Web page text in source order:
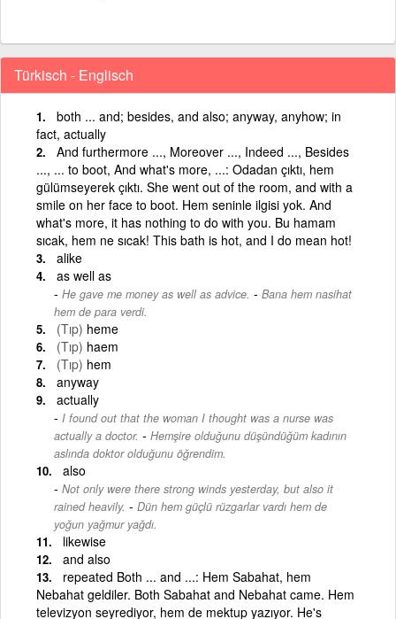
Türkisch - Englisch
both ... and; besides, and also; anyway, anyhow; in
fact, actually
And furthermore ..., Moreover ..., Indeed ..., Besides
..., ... to boot, And what's more, ...: Odadan çıktı, hem
gülümseyerek çıktı. She went out of the room, and with a
smile on her face to boot. Hem seninle ilgisi yok. And
what's more, it has nothing to do with you. Bu hamam
sıcak, hem ne sıcak! This bath is hot, and I do mean hot!
alike
as well as
He gave me money as well as advice. - Bana hem nasihat
hem de para verdi.
(Tıp) heme
(Tıp) haem
(Tıp) hem
anyway
actually
I found out that the woman I thought was a nurse was
actually a doctor. - Hemşire olduğunu düşündüğüm kadının
aslında doktor olduğunu öğrendim.
also
Not only were there strong winds yesterday, but also it
rained heavily. - Dün hem güçlü rüzgarlar vardı hem de
yoğun yağmur yağdı.
likewise
and also
repeated Both ... and ...: Hem Sabahat, hem
Nebahat geldiler. Both Sabahat and Nebahat came. Hem
televizyon seyrediyor, hem de mektup yazıyor. He's